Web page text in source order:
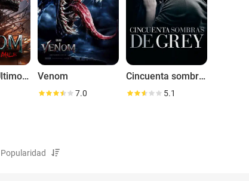
Venom: El Último Baile Venom
7.0
Cincuenta sombras de Grey
5.1